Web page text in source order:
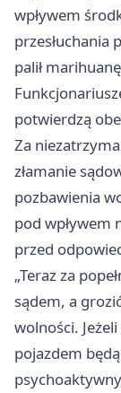
wpływem
przesłuchania
palił
potwierdzą
Za
złamanie
pozbawienia
pod wpływem
przed
„Teraz za
sądem, a
wolności.
pojazdem